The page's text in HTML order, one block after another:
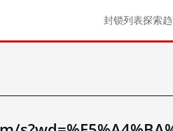
封锁列表探索